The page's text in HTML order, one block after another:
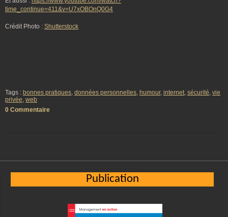
time_continue=411&v=U7xOBOnQ0G4
Crédit Photo : Shutterstock
Tags : bonnes pratiques, données personnelles, humour, internet, sécurité, vie
privée, web
0 Commentaire
Publication